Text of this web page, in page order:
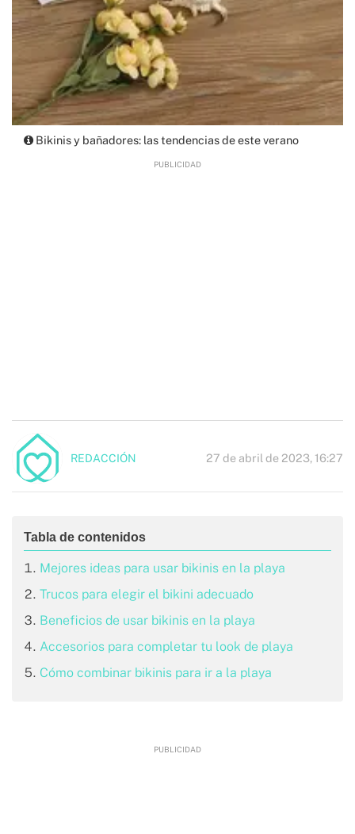
Bikinis y bañadores: las tendencias de este verano
REDACCIÓN 27 de abril de 2023, 16:27
Mejores ideas para usar bikinis en la playa
Trucos para elegir el bikini adecuado
Beneficios de usar bikinis en la playa
Accesorios para completar tu look de playa
Cómo combinar bikinis para ir a la playa